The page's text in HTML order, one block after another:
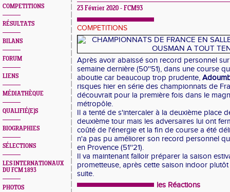
COMPETITIONS
RÉSULTATS
BILANS
FORUM
LIENS
MÉDIATHÈQUE
QUALIFIÉ(E)S
BIOGRAPHIES
SÉLECTIONS
LES INTERNATIONAUX
DU FCM 1893
PHOTOS
23 Février 2020 - FCM93
COMPETITIONS
Après avoir abaissé son record personnel
semaine dernière (50''51), dans une course
aboutie car beaucoup trop prudente,
risques hier en série des championnats de
découvrait pour la première fois dans le
métropôle.
Il a tenté de s'intercaler à la deuxième place
deuxième tour mais les adversaires lui ont
coûté de l'énergie et la fin de course a été
n'a pas pu améliorer son record personnel
en Provence (51''21).
Il va maintenant falloir préparer la saison
prometteuse, après cette saison indoor
suite.
les Réactions